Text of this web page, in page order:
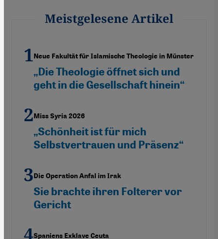
Meistgelesene Artikel
Neue Fakultät für Islamische Theologie in Münster
„Die Theologie öffnet sich und
geht in die Gesellschaft hinein“
Miss Syria 2026
„Schönheit ist für mich
Selbstvertrauen und Präsenz“
Die Operation Anfal im Irak
Sie brachte ihren Folterer vor
Gericht
Spaniens Exklave Ceuta